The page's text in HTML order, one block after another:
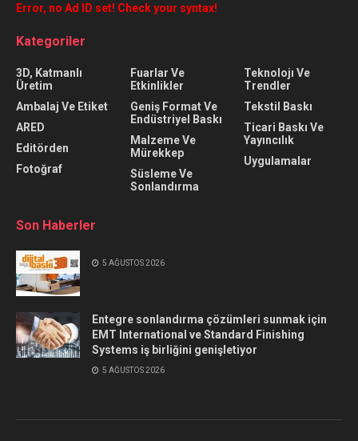
Error, no Ad ID set! Check your syntax!
Kategoriler
3D, Katmanlı
Üretim
Ambalaj Ve Etiket
ARED
Editörden
Fotoğraf
Fuarlar Ve
Etkinlikler
Geniş Format Ve
Endüstriyel Baskı
Malzeme Ve
Mürekkep
Süsleme Ve
Sonlandırma
Teknolojı Ve
Trendler
Tekstil Baskı
Ticari Baskı Ve
Yayıncılık
Uygulamalar
Son Haberler
5 AĞUSTOS 2026
Entegre sonlandırma çözümleri sunmak için
EMT International ve Standard Finishing
Systems iş birliğini genişletiyor
5 AĞUSTOS 2026